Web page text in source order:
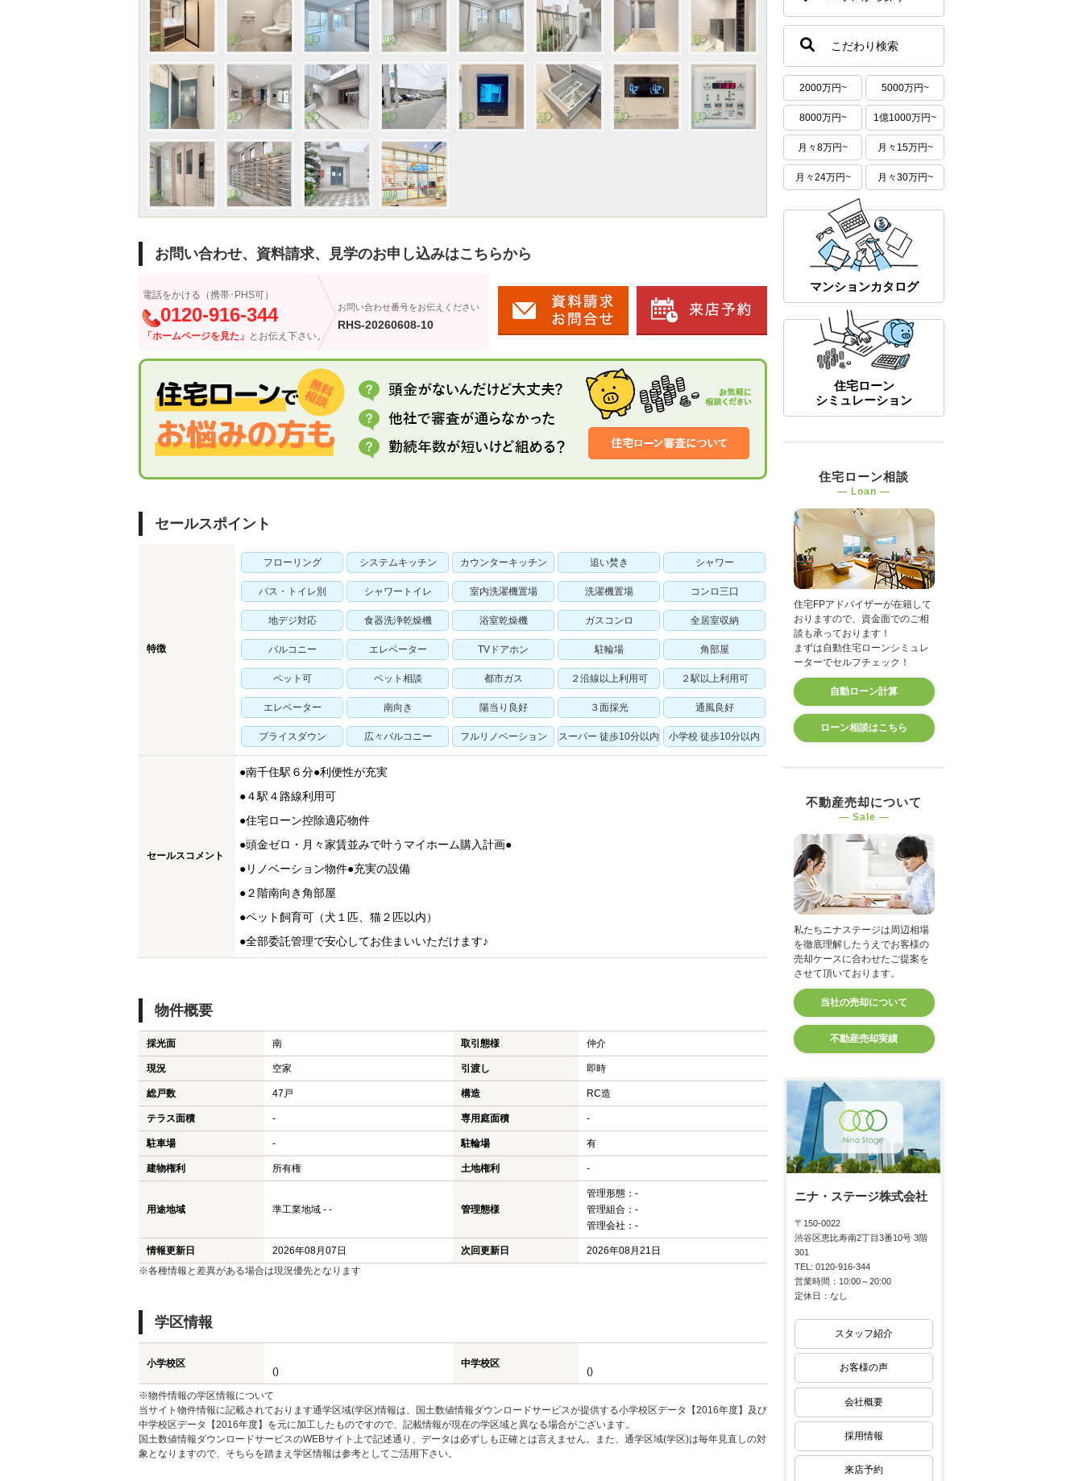
お問い合わせ、資料請求、見学のお申し込みはこちらから
電話をかける（携帯･PHS可）
0120-916-344
「ホームページを見た」 とお伝え下さい。
お問い合わせ番号をお伝えください
RHS-20260608-10
セールスポイント
特徴
フローリング システムキッチン カウンターキッチン 追い焚き シャワー
バス・トイレ別 シャワートイレ 室内洗濯機置場 洗濯機置場 コンロ三口
地デジ対応 食器洗浄乾燥機 浴室乾燥機 ガスコンロ 全居室収納
バルコニー エレベーター TVドアホン 駐輪場 角部屋
ペット可 ペット相談 都市ガス ２沿線以上利用可 ２駅以上利用可
エレベーター 南向き 陽当り良好 ３面採光 通風良好
プライスダウン 広々バルコニー フルリノベーション スーパー 徒歩10分以内 小学校 徒歩10分以内
セールスコメント
●南千住駅６分●利便性が充実
●４駅４路線利用可
●住宅ローン控除適応物件
●頭金ゼロ・月々家賃並みで叶うマイホーム購入計画●
●リノベーション物件●充実の設備
●２階南向き角部屋
●ペット飼育可（犬１匹、猫２匹以内）
●全部委託管理で安心してお住まいいただけます♪
物件概要
採光面 南 取引態様 仲介
現況 空家 引渡し 即時
総戸数 47戸 構造 RC造
テラス面積 - 専用庭面積 -
駐車場 - 駐輪場 有
建物権利 所有権 土地権利 -
用途地域 準工業地域 - - 管理態様
管理形態：-
管理組合：-
管理会社：-
情報更新日 2026年08月07日 次回更新日
2026年08月21日
※各種情報と差異がある場合は現況優先となります
学区情報
小学校区
()
中学校区
()
※物件情報の学区情報について
当サイト物件情報に記載されております通学区域(学区)情報は、国土数値情報ダウンロードサービスが提供する小学校区データ【2016年度】及び
中学校区データ【2016年度】を元に加工したものですので、記載情報が現在の学区域と異なる場合がございます。
国土数値情報ダウンロードサービスのWEBサイト上で記述通り、データは必ずしも正確とは言えません。また、通学区域(学区)は毎年見直しの対
象となりますので、そちらを踏まえ学区情報は参考としてご活用下さい。
こだわり検索
2000万円~ 5000万円~
8000万円~ 1億1000万円~
月々8万円~ 月々15万円~
月々24万円~ 月々30万円~
マンションカタログ
住宅ローン
シミュレーション
住宅ローン相談
― Loan ―
住宅FPアドバイザーが在籍して
おりますので、資金面でのご相
談も承っております！
まずは自動住宅ローンシミュレ
ーターでセルフチェック！
自動ローン計算
ローン相談はこちら
不動産売却について
― Sale ―
私たちニナステージは周辺相場
を徹底理解したうえでお客様の
売却ケースに合わせたご提案を
させて頂いております。
当社の売却について
不動産売却実績
ニナ・ステージ株式会社
〒150-0022
渋谷区恵比寿南2丁目3番10号 3階
301
TEL: 0120-916-344
営業時間：10:00～20:00
定休日：なし
スタッフ紹介
お客様の声
会社概要
採用情報
来店予約